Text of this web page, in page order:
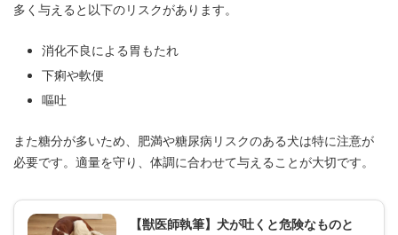
多く与えると以下のリスクがあります。
消化不良による胃もたれ
下痢や軟便
嘔吐
また糖分が多いため、肥満や糖尿病リスクのある犬は特に注意が
必要です。適量を守り、体調に合わせて与えることが大切です。
【獣医師執筆】犬が吐くと危険なものと